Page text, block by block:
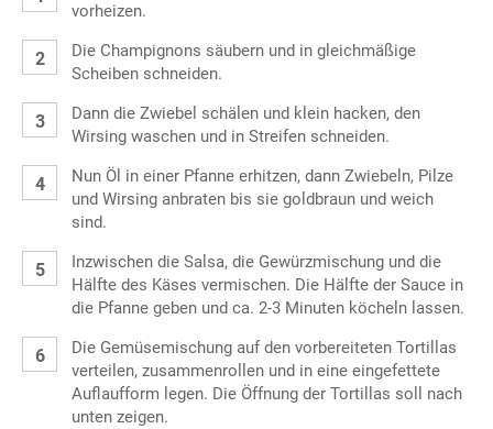
vorheizen.
Die Champignons säubern und in gleichmäßige
Scheiben schneiden.
Dann die Zwiebel schälen und klein hacken, den
Wirsing waschen und in Streifen schneiden.
Nun Öl in einer Pfanne erhitzen, dann Zwiebeln, Pilze
und Wirsing anbraten bis sie goldbraun und weich
sind.
Inzwischen die Salsa, die Gewürzmischung und die
Hälfte des Käses vermischen. Die Hälfte der Sauce in
die Pfanne geben und ca. 2-3 Minuten köcheln lassen.
Die Gemüsemischung auf den vorbereiteten Tortillas
verteilen, zusammenrollen und in eine eingefettete
Auflaufform legen. Die Öffnung der Tortillas soll nach
unten zeigen.